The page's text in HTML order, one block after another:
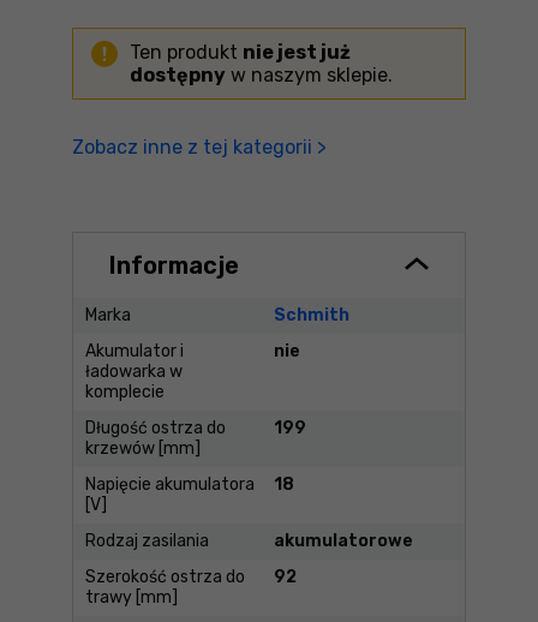
Ten produkt nie jest już
dostępny w naszym sklepie.
Zobacz inne z tej kategorii >
Informacje
Marka
Schmith
Akumulator i
ładowarka w
komplecie
nie
Długość ostrza do
krzewów [mm]
199
Napięcie akumulatora
[V]
18
Rodzaj zasilania
akumulatorowe
Szerokość ostrza do
trawy [mm]
92